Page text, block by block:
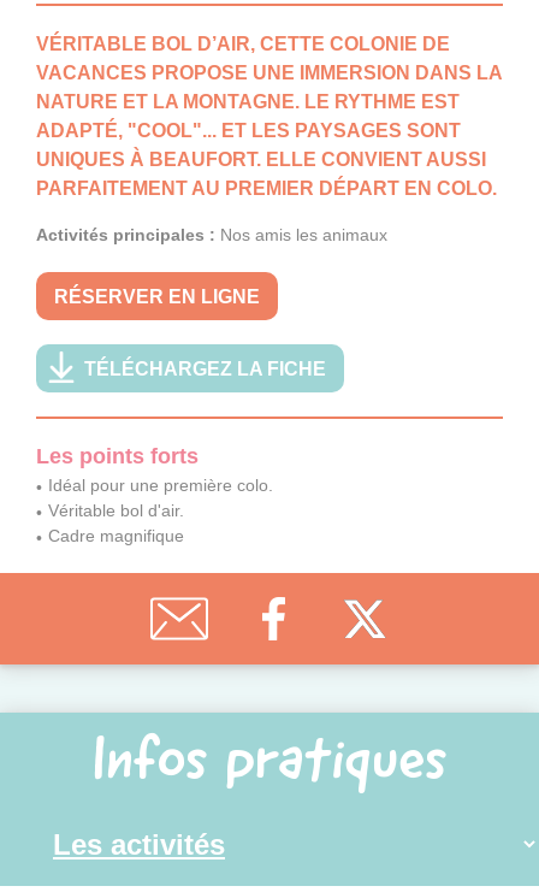
VÉRITABLE BOL D’AIR, CETTE COLONIE DE
VACANCES PROPOSE UNE IMMERSION DANS LA
NATURE ET LA MONTAGNE. LE RYTHME EST
ADAPTÉ, "COOL"... ET LES PAYSAGES SONT
UNIQUES À BEAUFORT. ELLE CONVIENT AUSSI
PARFAITEMENT AU PREMIER DÉPART EN COLO.
Activités principales : Nos amis les animaux
RÉSERVER EN LIGNE
TÉLÉCHARGEZ LA FICHE
Les points forts
Idéal pour une première colo.
Véritable bol d'air.
Cadre magnifique
Infos pratiques